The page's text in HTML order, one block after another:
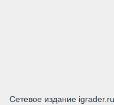
Сетевое издание